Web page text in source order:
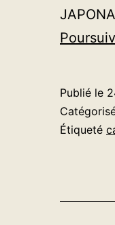
Publié le
Étiqueté